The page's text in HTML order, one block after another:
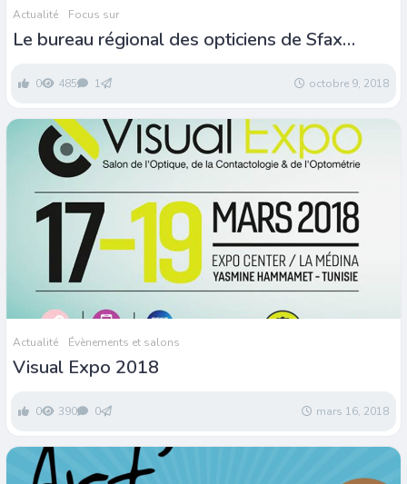
Actualité Focus sur
Le bureau régional des opticiens de Sfax
0 485 1 octobre 9, 2018
Actualité Évènements et salons
Visual Expo 2018
0 390 0 mars 16, 2018